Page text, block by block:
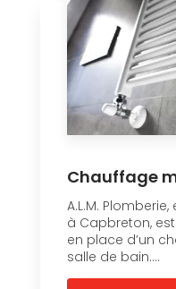
Chauffage
A.L.M.
à Capbreton,
en place d’un
salle de bain....